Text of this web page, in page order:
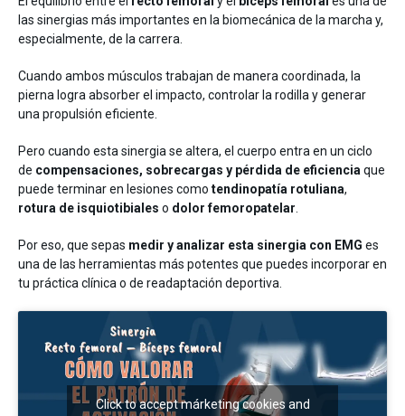
Neurología
Detrás de mDurance
Webinars
Investigaciones
Descargas
las sinergias más importantes en la biomecánica de la marcha y,
especialmente, de la carrera.
Cuando ambos músculos trabajan de manera coordinada, la
pierna logra absorber el impacto, controlar la rodilla y generar
una propulsión eficiente.
Pero cuando esta sinergia se altera, el cuerpo entra en un ciclo
de compensaciones, sobrecargas y pérdida de eficiencia que
puede terminar en lesiones como tendinopatía rotuliana,
rotura de isquiotibiales o dolor femoropatelar
Por eso, que sepas medir y analizar esta sinergia con EMG es
una de las herramientas más potentes que puedes incorporar en
tu práctica clínica o de readaptación deportiva.
Click to accept márketing cookies and